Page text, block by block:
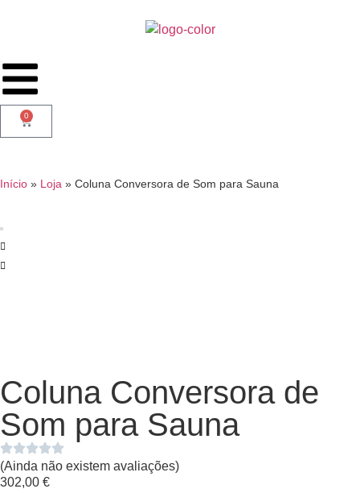
0
Início » Loja » Coluna Conversora de Som para Sauna
Coluna Conversora de
Som para Sauna
(Ainda não existem avaliações)
302,00 €